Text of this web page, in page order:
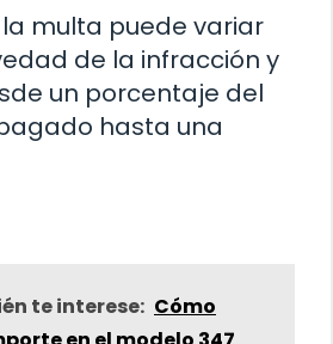
multa puede variar
de la infracción y
un porcentaje del
hasta una
te interese: Cómo